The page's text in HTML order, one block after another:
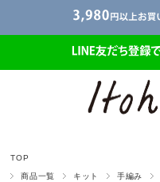
TOP
商品一覧 キット 手編み